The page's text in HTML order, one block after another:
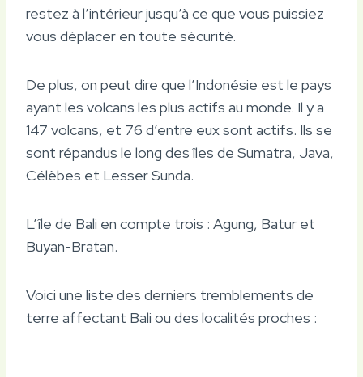
restez à l’intérieur jusqu’à ce que vous puissiez
vous déplacer en toute sécurité.
De plus, on peut dire que l’Indonésie est le pays
ayant les volcans les plus actifs au monde. Il y a
147 volcans, et 76 d’entre eux sont actifs. Ils se
sont répandus le long des îles de Sumatra, Java,
Célèbes et Lesser Sunda.
L’île de Bali en compte trois : Agung, Batur et
Buyan-Bratan.
Voici une liste des derniers tremblements de
terre affectant Bali ou des localités proches :